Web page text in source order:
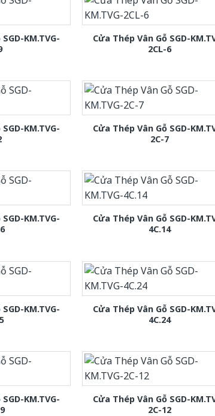
KM.TVG-
Cửa Thép Vân Gỗ SGD-
2CL-6
KM.TVG-
Cửa Thép Vân Gỗ SGD-
2C-7
KM.TVG-
Cửa Thép Vân Gỗ SGD-
4C.14
KM.TVG-
Cửa Thép Vân Gỗ SGD-
4C.24
KM.TVG-
Cửa Thép Vân Gỗ SGD-
2C-12